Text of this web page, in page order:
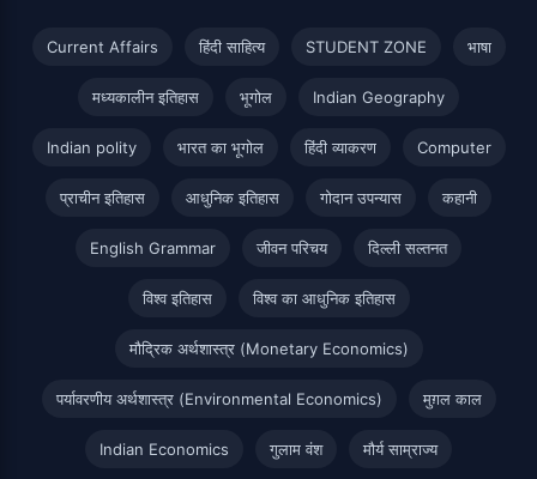
Current Affairs हिंदी साहित्य STUDENT ZONE भाषा
मध्यकालीन इतिहास भूगोल Indian Geography
Indian polity भारत का भूगोल हिंदी व्याकरण Computer
प्राचीन इतिहास आधुनिक इतिहास गोदान उपन्यास कहानी
English Grammar जीवन परिचय दिल्ली सल्तनत
विश्व इतिहास विश्व का आधुनिक इतिहास
मौद्रिक अर्थशास्त्र (Monetary Economics)
पर्यावरणीय अर्थशास्त्र (Environmental Economics) मुग़ल काल
Indian Economics गुलाम वंश मौर्य साम्राज्य